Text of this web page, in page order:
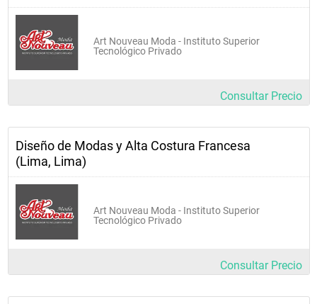
Art Nouveau Moda - Instituto Superior
Tecnológico Privado
Consultar Precio
Diseño de Modas y Alta Costura Francesa
(Lima, Lima)
Art Nouveau Moda - Instituto Superior
Tecnológico Privado
Consultar Precio